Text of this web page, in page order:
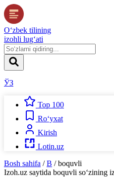
O‘zbek tilining
izohli lug‘ati
ЎЗ
Top 100
Ro‘yxat
Kirish
Lotin.uz
Bosh sahifa / B / boquvli
Izoh.uz saytida boquvli so‘zining